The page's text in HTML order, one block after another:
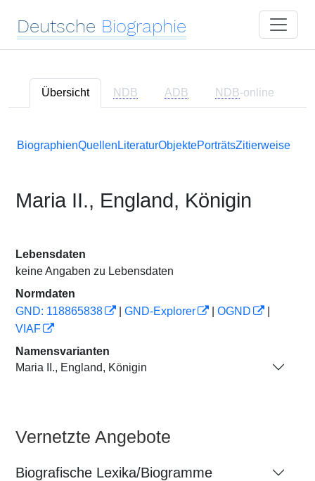
Deutsche Biographie
Übersicht NDB ADB NDB-online
BiographienQuellen LiteraturObjektePorträtsZitierweise
Maria II., England, Königin
Lebensdaten
keine Angaben zu Lebensdaten
Normdaten
GND: 118865838
GND-Explorer OGND
VIAF
Namensvarianten
Maria II., England, Königin
Vernetzte Angebote
Biografische Lexika/Biogramme